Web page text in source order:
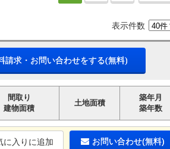
表示件数
請求・お問い合わせをする(無料)
間取り
建物面積
土地面積
築年月
築年数
に入りに追加 お問い合わせ(無料)